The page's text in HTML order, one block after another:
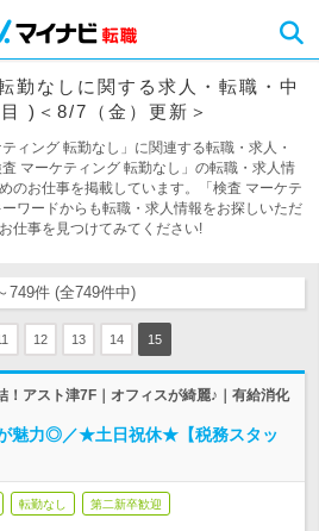
勤なしに関する求人・転職・中
)＜8/7（金）更新＞
ィング 転勤なし」に関連する転職・求人・
マーケティング 転勤なし」の転職・求人情
のお仕事を掲載しています。「検査 マーケテ
ワードからも転職・求人情報をお探しいただ
仕事を見つけてみてください!
749件 (全749件中)
12 13 14 15
！アスト津7F｜オフィスが綺麗♪｜有給消化
魅力◎／★土日祝休★【税務スタッ
転勤なし 第二新卒歓迎